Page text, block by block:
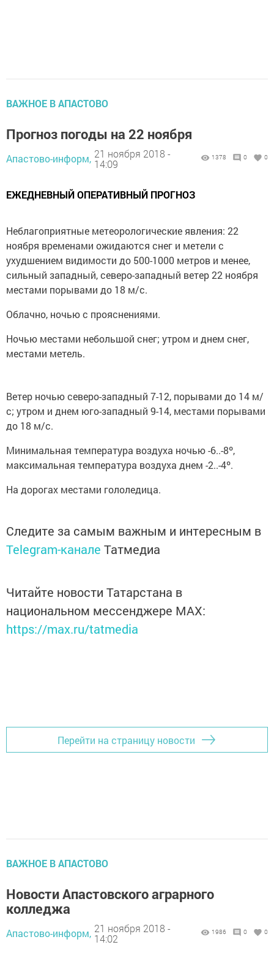
ВАЖНОЕ В АПАСТОВО
Прогноз погоды на 22 ноября
Апастово-информ, 21 ноября 2018 -
14:09
1378 0 0
ЕЖЕДНЕВНЫЙ ОПЕРАТИВНЫЙ ПРОГНОЗ
Неблагоприятные метеорологические явления: 22
ноября временами ожидаются снег и метели с
ухудшением видимости до 500-1000 метров и менее,
сильный западный, северо-западный ветер 22 ноября
местами порывами до 18 м/с.
Облачно, ночью с прояснениями.
Ночью местами небольшой снег; утром и днем снег,
местами метель.
Ветер ночью северо-западный 7-12, порывами до 14 м/
с; утром и днем юго-западный 9-14, местами порывами
до 18 м/с.
Минимальная температура воздуха ночью -6..-8º,
максимальная температура воздуха днем -2..-4º.
На дорогах местами гололедица.
Следите за самым важным и интересным в
Telegram-канале Татмедиа
Читайте новости Татарстана в
национальном мессенджере MАХ:
https://max.ru/tatmedia
Перейти на страницу новости
ВАЖНОЕ В АПАСТОВО
Новости Апастовского аграрного
колледжа
Апастово-информ, 21 ноября 2018 -
14:02
1986 0 0